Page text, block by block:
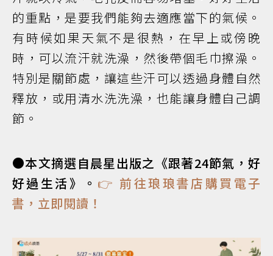
的重點，是要我們能夠去適應當下的氣候。
有時候如果天氣不是很熱，在早上或傍晚
時，可以流汗就洗澡，然後帶個毛巾擦澡。
特別是關節處，讓這些汗可以透過身體自然
釋放，或用清水洗洗澡，也能讓身體自己調
節。
●本文摘選自晨星出版之《跟著24節氣，好
好過生活》。 👉 前往琅琅書店購買電子
書，立即閱讀！